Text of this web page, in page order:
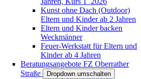
Kunst ohne Dach (Outdoor)
Eltern und Kinder ab 2 Jahren
Eltern und Kinder backen
Weckmänner
Feuer-Werkstatt für Eltern und
Kinder ab 4 Jahren
Beratungsangebote FZ Oberrather
Straße
Dropdown umschalten